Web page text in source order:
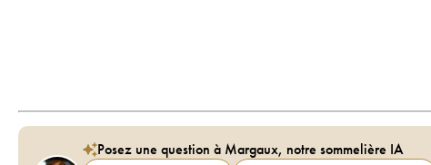
Posez une question à Margaux, notre sommelière IA